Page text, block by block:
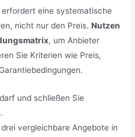
eine systematische
nicht nur den Preis.Nutzen
, um Anbieter
Sie Kriterien wie Preis,
und schließen Sie
vergleichbare Angebote in